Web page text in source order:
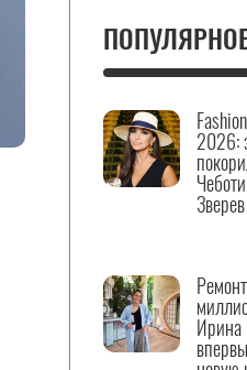
2026:
Зверев
Ирина